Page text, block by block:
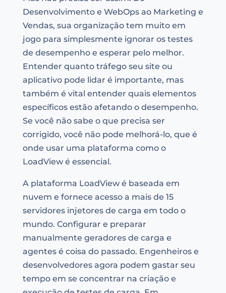
Desenvolvimento e WebOps ao Marketing e
Vendas, sua organização tem muito em
jogo para simplesmente ignorar os testes
de desempenho e esperar pelo melhor.
Entender quanto tráfego seu site ou
aplicativo pode lidar é importante, mas
também é vital entender quais elementos
específicos estão afetando o desempenho.
Se você não sabe o que precisa ser
corrigido, você não pode melhorá-lo, que é
onde usar uma plataforma como o
LoadView é essencial.
A plataforma LoadView é baseada em
nuvem e fornece acesso a mais de 15
servidores injetores de carga em todo o
mundo. Configurar e preparar
manualmente geradores de carga e
agentes é coisa do passado. Engenheiros e
desenvolvedores agora podem gastar seu
tempo em se concentrar na criação e